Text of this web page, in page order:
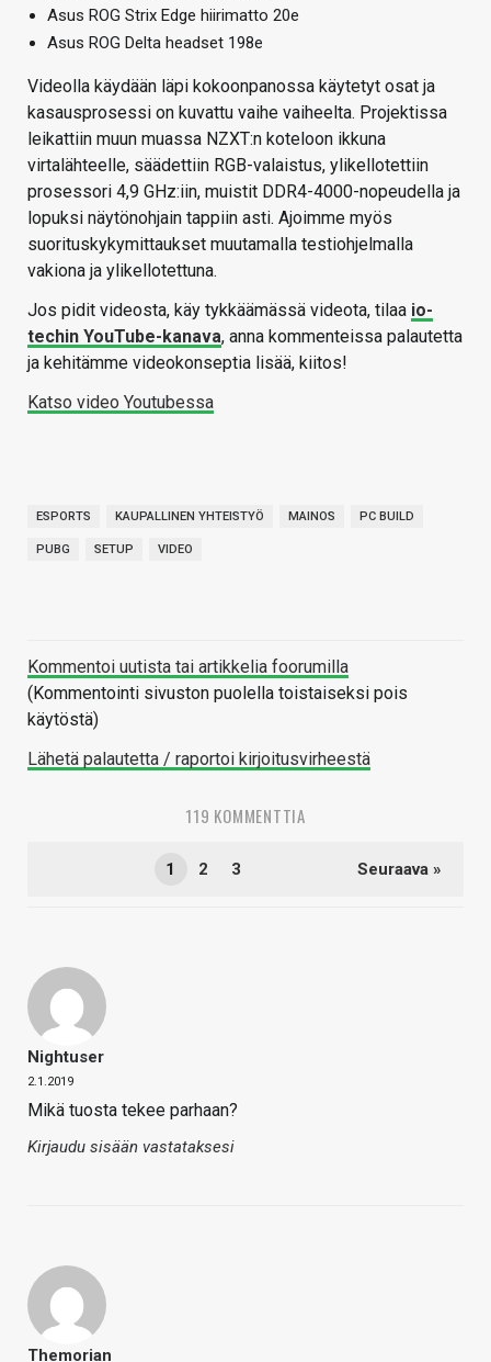
Asus ROG Strix Edge hiirimatto 20e
Asus ROG Delta headset 198e
Videolla käydään läpi kokoonpanossa käytetyt osat ja
kasausprosessi on kuvattu vaihe vaiheelta. Projektissa
leikattiin muun muassa NZXT:n koteloon ikkuna
virtalähteelle, säädettiin RGB-valaistus, ylikellotettiin
prosessori 4,9 GHz:iin, muistit DDR4-4000-nopeudella ja
lopuksi näytönohjain tappiin asti. Ajoimme myös
suorituskykymittaukset muutamalla testiohjelmalla
vakiona ja ylikellotettuna.
Jos pidit videosta, käy tykkäämässä videota, tilaa io-
techin YouTube-kanava, anna kommenteissa palautetta
ja kehitämme videokonseptia lisää, kiitos!
Katso video Youtubessa
ESPORTS KAUPALLINEN YHTEISTYÖ MAINOS PC BUILD
PUBG SETUP VIDEO
Kommentoi uutista tai artikkelia foorumilla
(Kommentointi sivuston puolella toistaiseksi pois
käytöstä)
Lähetä palautetta / raportoi kirjoitusvirheestä
119 KOMMENTTIA
1 2 3 Seuraava »
Nightuser
2.1.2019
Mikä tuosta tekee parhaan?
Kirjaudu sisään vastataksesi
Themorian